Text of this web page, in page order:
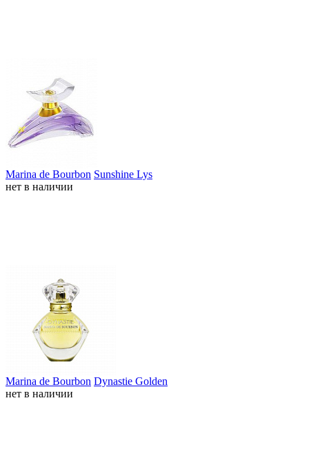
Marina de Bourbon Sunshine Lys
нет в наличии
Marina de Bourbon Dynastie Golden
нет в наличии